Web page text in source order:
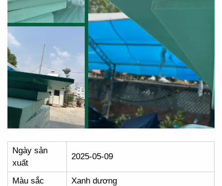
Ngày sản
xuất
2025-05-09
Màu sắc Xanh dương